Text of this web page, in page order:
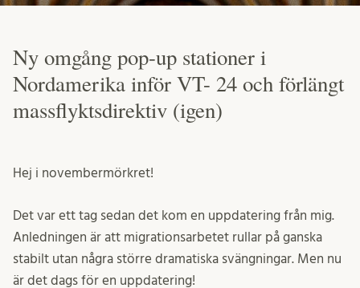
Ny omgång pop-up stationer i
Nordamerika inför VT- 24 och förlängt
massflyktsdirektiv (igen)
Hej i novembermörkret!
Det var ett tag sedan det kom en uppdatering från mig.
Anledningen är att migrationsarbetet rullar på ganska
stabilt utan några större dramatiska svängningar. Men nu
är det dags för en uppdatering!